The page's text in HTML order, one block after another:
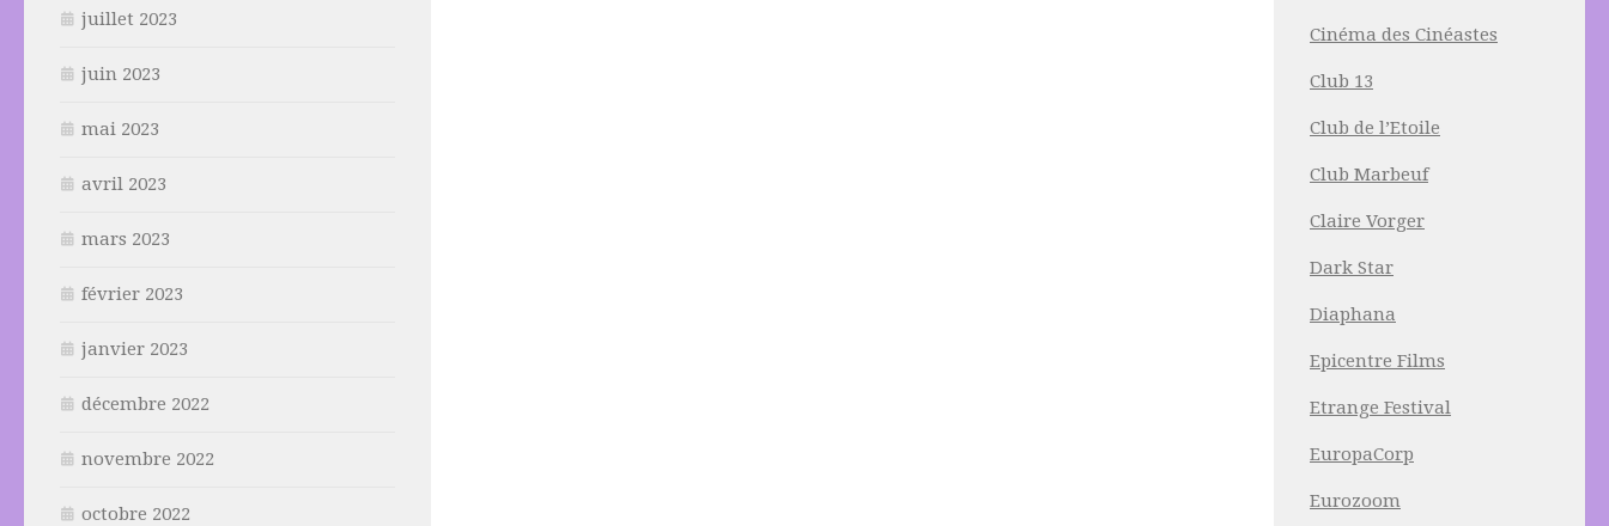
juillet 2023
juin 2023
mai 2023
avril 2023
mars 2023
février 2023
janvier 2023
décembre 2022
novembre 2022
octobre 2022
Cinéma des Cinéastes
Club 13
Club de l’Etoile
Club Marbeuf
Claire Vorger
Dark Star
Diaphana
Epicentre Films
Etrange Festival
EuropaCorp
Eurozoom